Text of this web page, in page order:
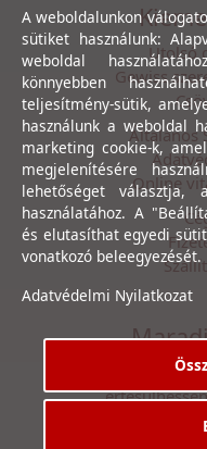
Utolsó
Gewiss
Általános
Online
Íratkozzon fel
A weboldalunkon
sütiket használunk:
weboldal
könnyebben
teljesítmény-sütik,
használunk a weboldal
marketing cookie-k,
megjelenítésére
lehetőséget választja,
használatához. A
és elutasíthat egyedi
vonatkozó beleegyezését.
Adatvédelmi Nyilatkozat